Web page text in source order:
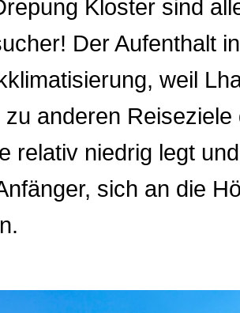
Kloster sind
Der Aufenthalt
weil
zu anderen Reiseziele
relativ niedrig legt
sich an die